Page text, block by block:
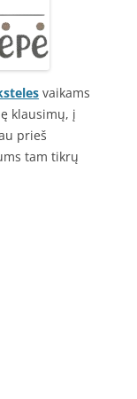
vaikams
klausimų, į
prieš
tam tikrų